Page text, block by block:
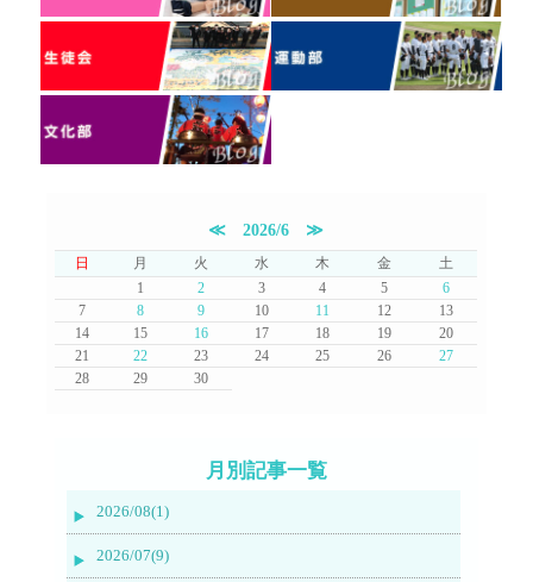
≪2026/6 ≫
日 月 火 水 木 金
土
1
2 3 4 5
6
7
8 9 10 11 12
13
14
15 16 17 18 19
20
21
22 23 24 25 26
27
28
29 30
月別記事一覧
2026/08(1)
2026/07(9)